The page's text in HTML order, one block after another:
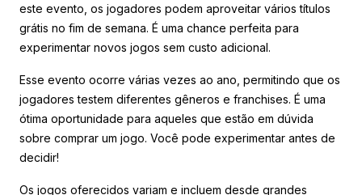
este evento, os jogadores podem aproveitar vários títulos
grátis no fim de semana. É uma chance perfeita para
experimentar novos jogos sem custo adicional.
Esse evento ocorre várias vezes ao ano, permitindo que os
jogadores testem diferentes gêneros e franchises. É uma
ótima oportunidade para aqueles que estão em dúvida
sobre comprar um jogo. Você pode experimentar antes de
decidir!
Os jogos oferecidos variam e incluem desde grandes